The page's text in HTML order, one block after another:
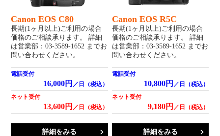
Canon EOS C80
長期(1ヶ月以上)ご利用の場合
価格のご相談承ります。 詳細
は営業部：03-3589-1652 までお
問い合わせください。
電話受付
16,000円 ／日（税込）
ネット受付
13,600円 ／日（税込）
詳細をみる
Canon EOS R5C
長期(1ヶ月以上)ご利用の場合
価格のご相談承ります。 詳細
は営業部：03-3589-1652 までお
問い合わせください。
電話受付
10,800円 ／日（税込）
ネット受付
9,180円 ／日（税込）
詳細をみる